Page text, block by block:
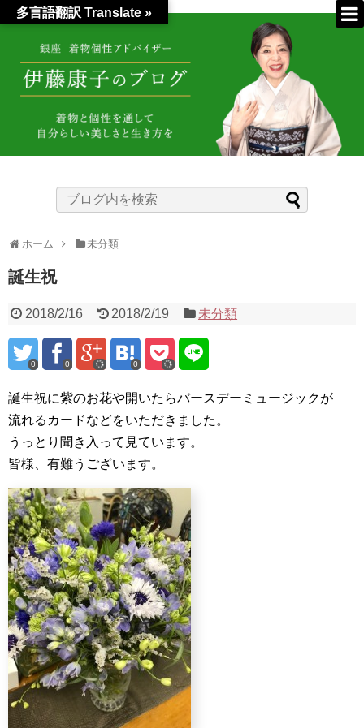
ホーム 未分類
誕生祝
2018/2/16 2018/2/19 未分類
0 0 0
誕生祝に紫のお花や開いたらバースデーミュージックが
流れるカードなどをいただきました。
うっとり聞き入って見ています。
皆様、有難うございます。
多言語翻訳 Translate »